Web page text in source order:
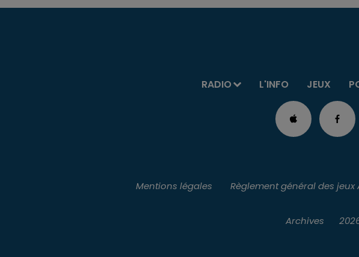
RADIO L'INFO JEUX
Mentions légales Règlement général des jeux
Archives